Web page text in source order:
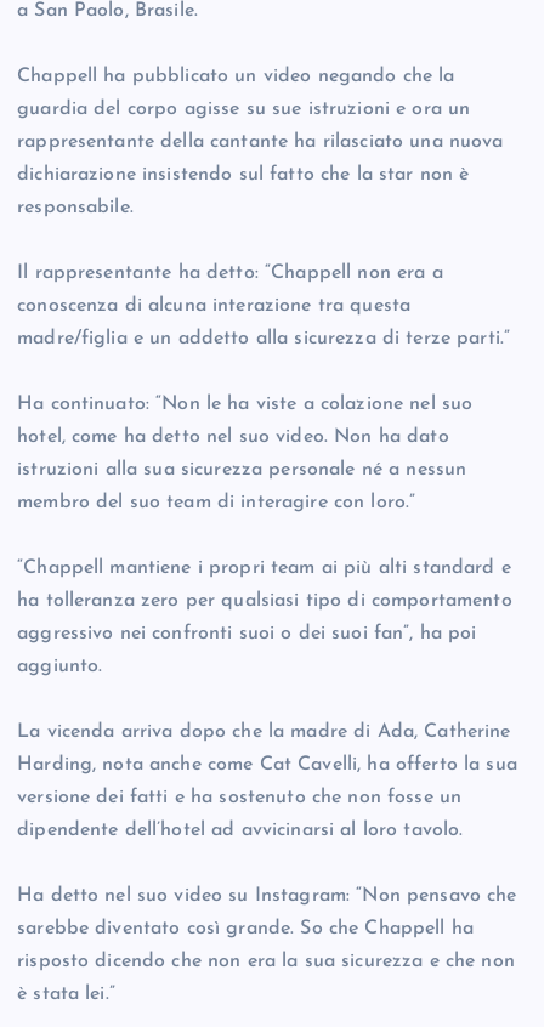
a San Paolo, Brasile.
Chappell ha pubblicato un video negando che la
guardia del corpo agisse su sue istruzioni e ora un
rappresentante della cantante ha rilasciato una nuova
dichiarazione insistendo sul fatto che la star non è
responsabile.
Il rappresentante ha detto: “Chappell non era a
conoscenza di alcuna interazione tra questa
madre/figlia e un addetto alla sicurezza di terze parti.”
Ha continuato: “Non le ha viste a colazione nel suo
hotel, come ha detto nel suo video. Non ha dato
istruzioni alla sua sicurezza personale né a nessun
membro del suo team di interagire con loro.”
“Chappell mantiene i propri team ai più alti standard e
ha tolleranza zero per qualsiasi tipo di comportamento
aggressivo nei confronti suoi o dei suoi fan”, ha poi
aggiunto.
La vicenda arriva dopo che la madre di Ada, Catherine
Harding, nota anche come Cat Cavelli, ha offerto la sua
versione dei fatti e ha sostenuto che non fosse un
dipendente dell’hotel ad avvicinarsi al loro tavolo.
Ha detto nel suo video su Instagram: “Non pensavo che
sarebbe diventato così grande. So che Chappell ha
risposto dicendo che non era la sua sicurezza e che non
è stata lei.”